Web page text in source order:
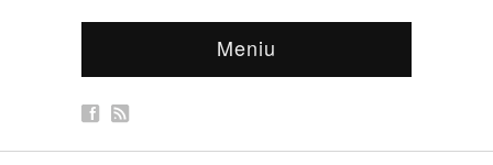
Meniu